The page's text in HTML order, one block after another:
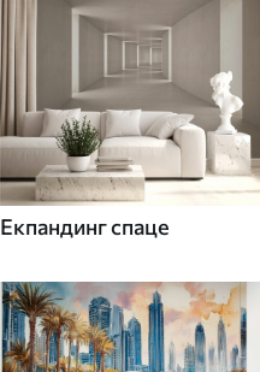
Екпандинг спаце